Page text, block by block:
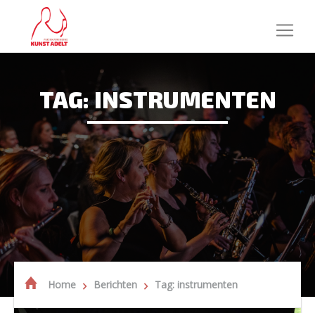
TAG: INSTRUMENTEN
Home Berichten Tag: instrumenten